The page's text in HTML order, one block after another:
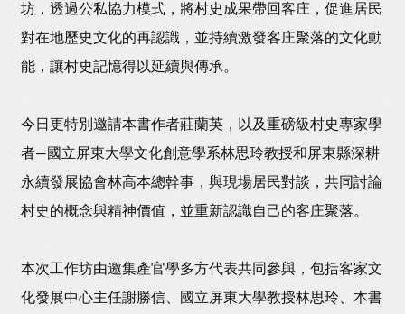
坊，透過公私協力模式，將村史成果帶回客庄，促進居民
對在地歷史文化的再認識，並持續激發客庄聚落的文化動
能，讓村史記憶得以延續與傳承。
今日更特別邀請本書作者莊蘭英，以及重磅級村史專家學
者—國立屏東大學文化創意學系林思玲教授和屏東縣深耕
永續發展協會林高本總幹事，與現場居民對談，共同討論
村史的概念與精神價值，並重新認識自己的客庄聚落。
本次工作坊由邀集產官學多方代表共同參與，包括客家文
化發展中心主任謝勝信、國立屏東大學教授林思玲、本書